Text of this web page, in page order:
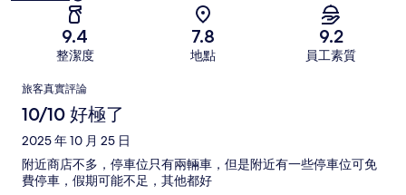
9.4
整潔度
7.8
地點
9.2
員工素質
評
論
旅客真實評論
10/10 好極了
2025 年 10 月 25 日
附近商店不多，停車位只有兩輛車，但是附近有一些停車位可免
費停車，假期可能不足，其他都好